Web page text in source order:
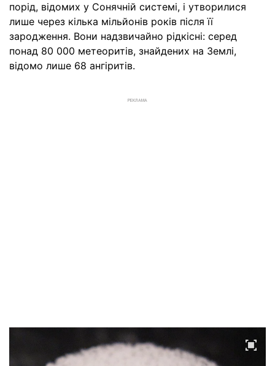
порід, відомих у Сонячній системі, і утворилися
лише через кілька мільйонів років після її
зародження. Вони надзвичайно рідкісні: серед
понад 80 000 метеоритів, знайдених на Землі,
відомо лише 68 ангіритів.
РЕКЛАМА